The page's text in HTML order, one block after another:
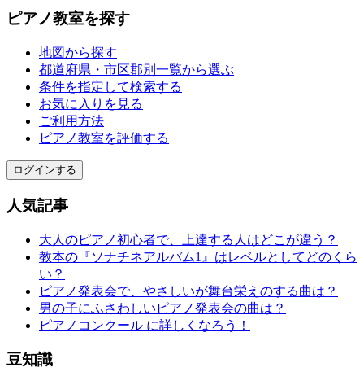
ピアノ教室を探す
地図から探す
都道府県・市区郡別一覧から選ぶ
条件を指定して検索する
お気に入りを見る
ご利用方法
ピアノ教室を評価する
ログインする
人気記事
大人のピアノ初心者で、上達する人はどこが違う？
教本の『ソナチネアルバム1』はレベルとしてどのくら
い？
ピアノ発表会で、やさしいが舞台栄えのする曲は？
男の子にふさわしいピアノ発表会の曲は？
ピアノコンクール に詳しくなろう！
豆知識